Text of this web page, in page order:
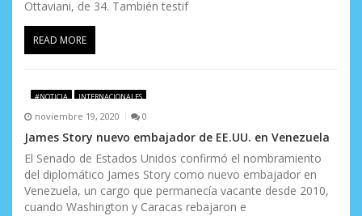
Ottaviani, de 34. También testif
READ MORE
#NOTICIA INTERNACIONALES
noviembre 19, 2020 0
James Story nuevo embajador de EE.UU. en Venezuela
El Senado de Estados Unidos confirmó el nombramiento
del diplomático James Story como nuevo embajador en
Venezuela, un cargo que permanecía vacante desde 2010,
cuando Washington y Caracas rebajaron e